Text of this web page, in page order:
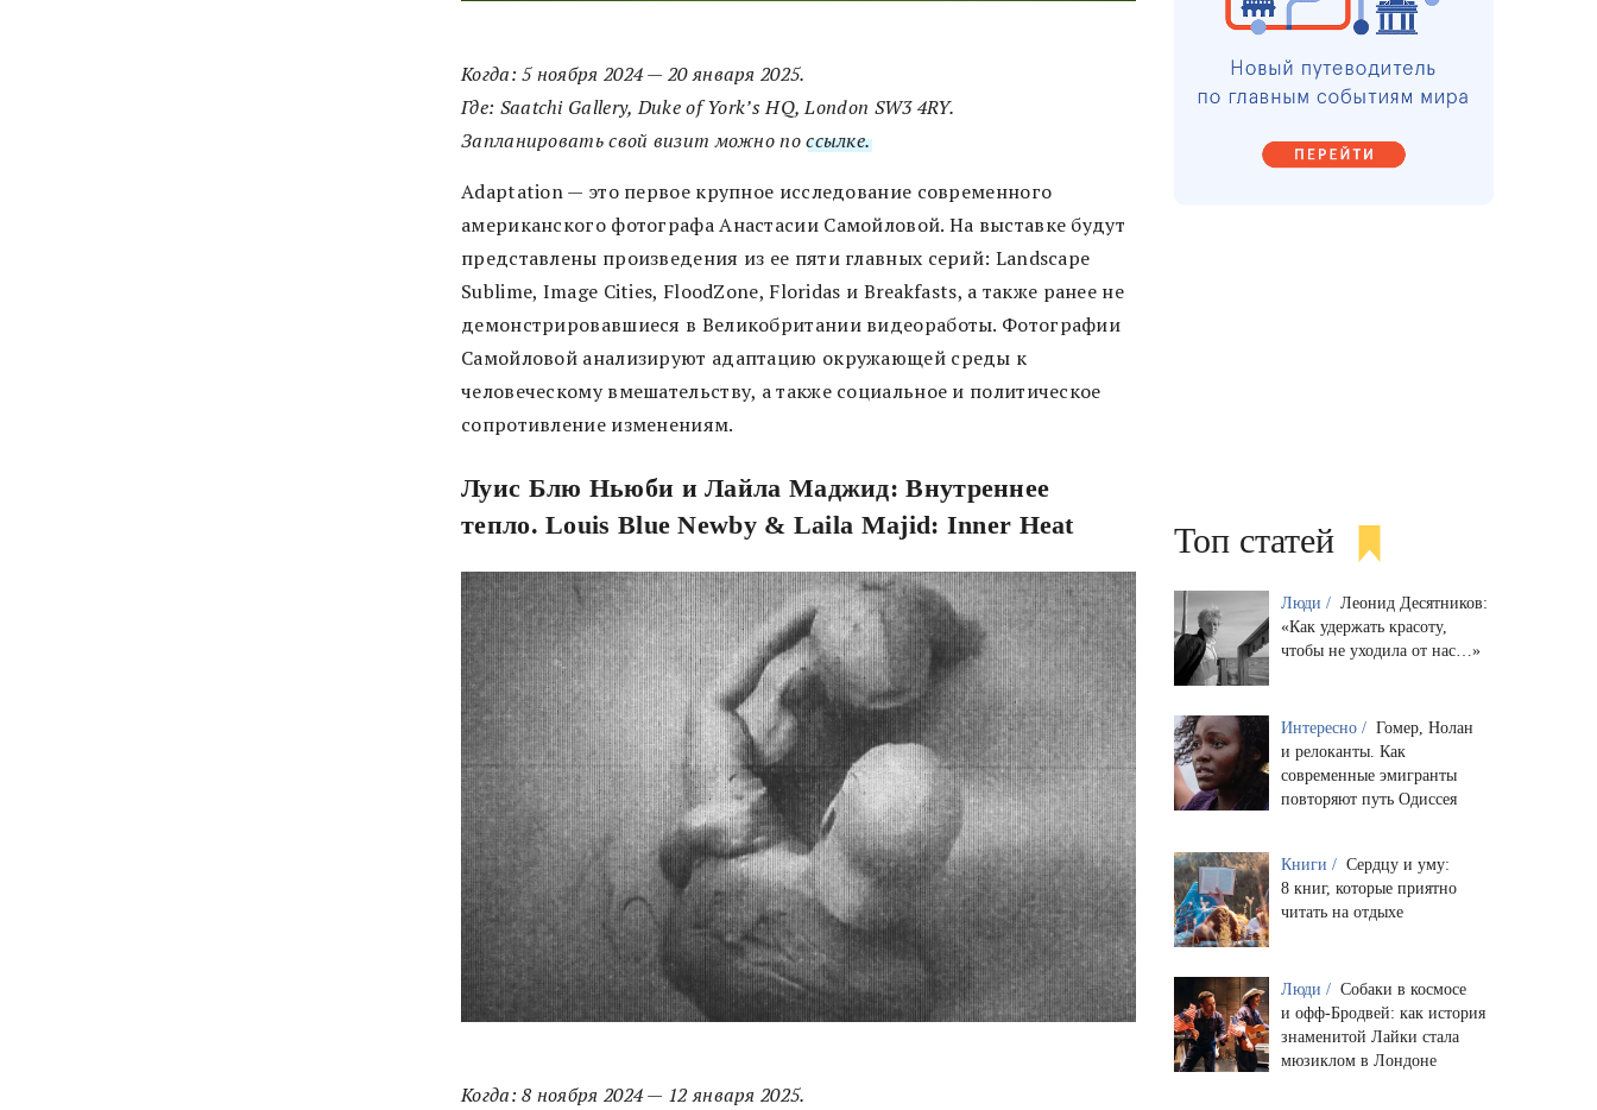
Когда: 5ноября 2024 — 20января 2025.
Где: Saatchi Gallery, Duke of York’s HQ, London SW3 4RY.
Запланировать свой визит можно поссылке.
Adaptation — это первое крупное исследование современного
американского фотографа Анастасии Самойловой. На выставке будут
представлены произведения из ее пяти главных серий: Landscape
Sublime, Image Cities, FloodZone, Floridas и Breakfasts, а также ранее не
демонстрировавшиеся в Великобритании видеоработы. Фотографии
Самойловой анализируют адаптацию окружающей среды к
человеческому вмешательству, а также социальное и политическое
сопротивление изменениям.
Луис Блю Ньюби и Лайла Маджид: Внутреннее
тепло. Louis Blue Newby & Laila Majid: Inner Heat
Когда: 8 ноября 2024 — 12января 2025.
Топ статей
Люди / Леонид Десятников:
«Как удержать красоту,
чтобы не уходила от нас…»
Интересно / Гомер, Нолан
и релоканты. Как
современные эмигранты
повторяют путь Одиссея
Книги / Сердцу и уму:
8 книг, которые приятно
читать на отдыхе
Люди / Собаки в космосе
и офф-Бродвей: как история
знаменитой Лайки стала
мюзиклом в Лондоне